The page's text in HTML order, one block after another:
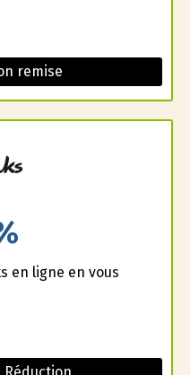
remise
en ligne en vous